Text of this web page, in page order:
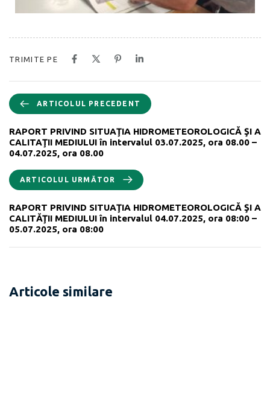
TRIMITE PE
ARTICOLUL PRECEDENT
RAPORT PRIVIND SITUAŢIA HIDROMETEOROLOGICĂ ŞI A
CALITAŢII MEDIULUI în intervalul 03.07.2025, ora 08.00 –
04.07.2025, ora 08.00
ARTICOLUL URMĂTOR
RAPORT PRIVIND SITUAŢIA HIDROMETEOROLOGICĂ ŞI A
CALITĂŢII MEDIULUI în intervalul 04.07.2025, ora 08:00 –
05.07.2025, ora 08:00
Articole similare